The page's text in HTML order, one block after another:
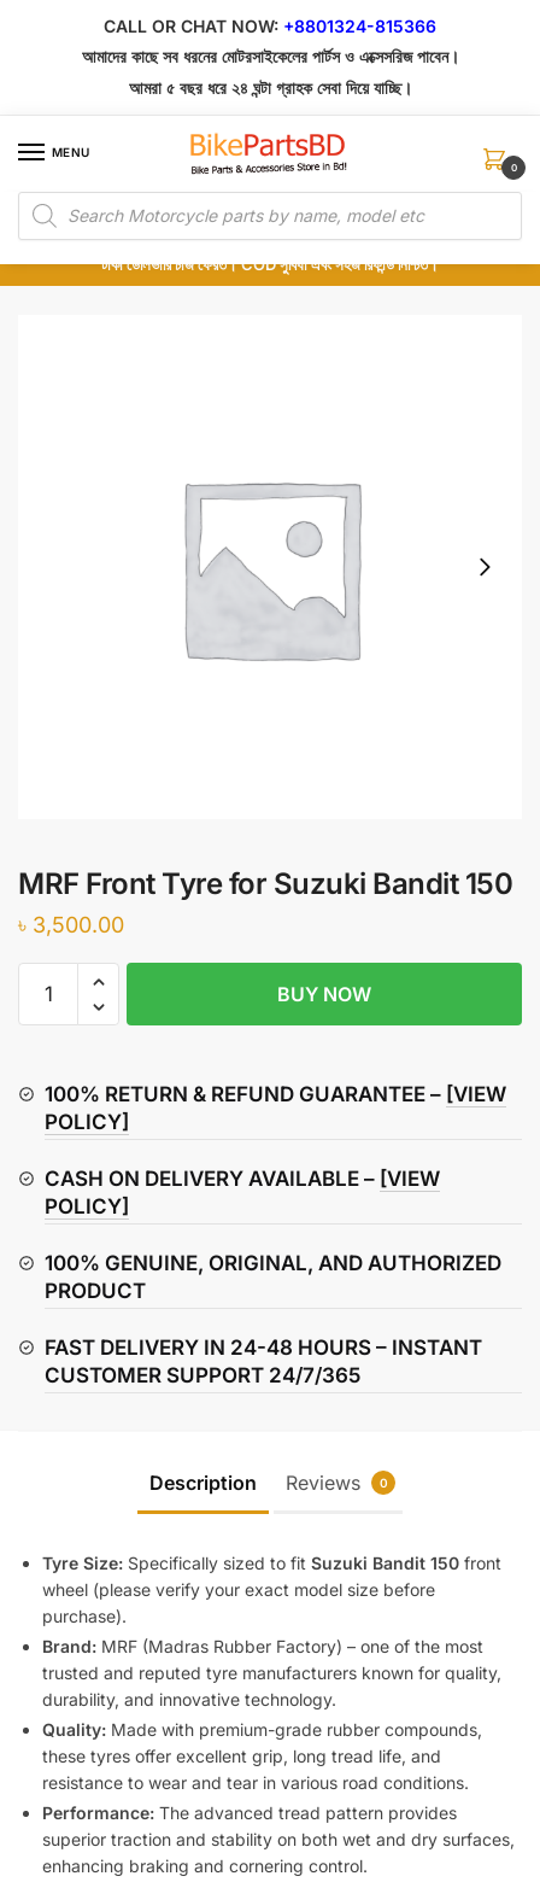
CALL OR CHAT NOW: +8801324-815366
আমাদের কাছে সব ধরনের মোটরসাইকেলের পার্টস ও এক্সেসরিজ পাবেন।
আমরা ৫ বছর ধরে ২৪ ঘন্টা গ্রাহক সেবা দিয়ে যাচ্ছি।
MENU
Products
search
0
১০০% অরিজিনাল পার্টস – শোরুম থেকে সরাসরি সংগ্রহ এবং শুধুমাত্র কুরিয়ার সার্ভিসে ডেলিভারি।
অর্ডার করার পর পার্টের ছবি দেখুন। পছন্দ হলে Cash on Delivery দিন, না হলে ৫ মিনিটে ১৯৯
টাকা ডেলিভারি চার্জ ফেরত। COD সুবিধা এবং সহজ রিফান্ড নিশ্চিত।
MRF Front Tyre for Suzuki Bandit 150
৳ 3,500.00
Front
Suzuki
Bandit
quantity
BUY NOW
100% RETURN & REFUND GUARANTEE – [VIEW
POLICY]
CASH ON DELIVERY AVAILABLE – [VIEW
POLICY]
100% GENUINE, ORIGINAL, AND AUTHORIZED
PRODUCT
FAST DELIVERY IN 24-48 HOURS – INSTANT
CUSTOMER SUPPORT 24/7/365
Description Reviews 0
Tyre Size: Specifically sized to fit Suzuki Bandit 150 front
wheel (please verify your exact model size before
purchase).
Brand: MRF (Madras Rubber Factory) – one of the most
trusted and reputed tyre manufacturers known for quality,
durability, and innovative technology.
Quality: Made with premium-grade rubber compounds,
these tyres offer excellent grip, long tread life, and
resistance to wear and tear in various road conditions.
Performance: The advanced tread pattern provides
superior traction and stability on both wet and dry surfaces,
enhancing braking and cornering control.